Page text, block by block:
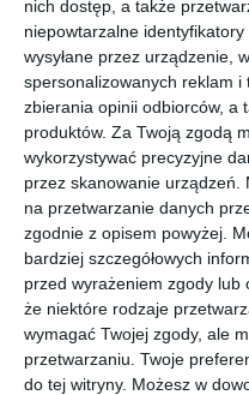
nich dostęp, a także
niepowtarzalne
wysyłane przez urządzenie,
spersonalizowanych reklam
zbierania opinii odbiorców, a
produktów. Za Twoją zgodą
wykorzystywać precyzyjne
przez skanowanie urządzeń.
na przetwarzanie danych
zgodnie z opisem powyżej.
bardziej szczegółowych
przed wyrażeniem zgody lub
że niektóre rodzaje
wymagać Twojej zgody, ale
przetwarzaniu. Twoje
do tej witryny. Możesz w
EMPORIO
ARMANI
0EA4254U
62661W759,
sklepu
UNOFFICIA
L 0UO1182
001
279 ,
30
przejdź do
sklepu
UNOFFICIA
L
0UO2226B
002
279,
30
UNOFFICIA
L
UNOT0021
PS00139,